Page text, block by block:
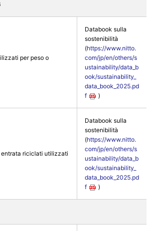
per peso o
Databook sulla
sostenibilità
(https://www.nitto.
com/jp/en/others/s
ustainability/data_b
ook/sustainability_
data_book_2025.pd
f
)
entrata riciclati utilizzati
Databook sulla
sostenibilità
(https://www.nitto.
com/jp/en/others/s
ustainability/data_b
ook/sustainability_
data_book_2025.pd
f
)